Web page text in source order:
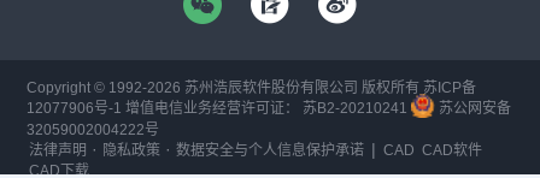
Copyright © 1992-2026 苏州浩辰软件股份有限公司 版权所有 苏ICP备
12077906号-1 增值电信业务经营许可证： 苏B2-20210241
苏公网安备
32059002004222号
法律声明 · 隐私政策 ·数据安全与个人信息保护承诺 | CAD CAD软件
CAD下载